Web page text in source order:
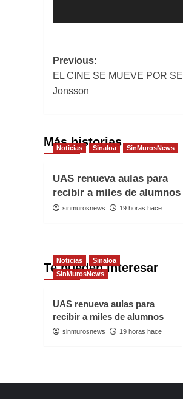
Post
navigation
Previous:
EL CINE SE MUEVE POR
Jonsson
Más historias
Noticias Sinaloa SinMurosNews
UAS renueva aulas para
recibir a miles de alumnos
sinmurosnews 19 horas hace
Te pueden interesar
Noticias
Sinaloa
SinMurosNews
UAS renueva aulas para
recibir a miles de alumnos
sinmurosnews 19 horas hace